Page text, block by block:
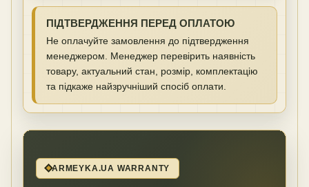
ПІДТВЕРДЖЕННЯ ПЕРЕД ОПЛАТОЮ
Не оплачуйте замовлення до підтвердження
менеджером. Менеджер перевірить наявність
товару, актуальний стан, розмір, комплектацію
та підкаже найзручніший спосіб оплати.
ARMEYKA.UA WARRANTY